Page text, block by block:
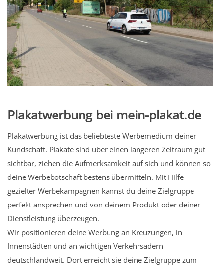
Plakatwerbung bei mein-plakat.de
Plakatwerbung ist das beliebteste Werbemedium deiner
Kundschaft. Plakate sind über einen längeren Zeitraum gut
sichtbar, ziehen die Aufmerksamkeit auf sich und können so
deine Werbebotschaft bestens übermitteln. Mit Hilfe
gezielter Werbekampagnen kannst du deine Zielgruppe
perfekt ansprechen und von deinem Produkt oder deiner
Dienstleistung überzeugen.
Wir positionieren deine Werbung an Kreuzungen, in
Innenstädten und an wichtigen Verkehrsadern
deutschlandweit. Dort erreicht sie deine Zielgruppe zum